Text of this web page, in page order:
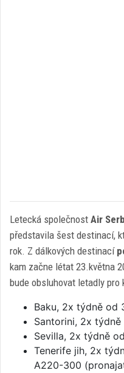
Letecká společnost Air
představila šest destinací,
rok. Z dálkových destinací
kam začne létat 23.května
bude obsluhovat letadly
Baku, 2x týdně od
Santorini, 2x
Sevilla, 2x týdně
Tenerife jih, 2x
A220-300